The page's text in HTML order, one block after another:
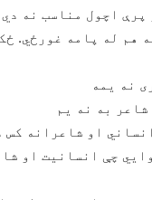
هم له پامه غورځي.
نه يمه
به نه يم
او شاعرانه
چې انسانیت او